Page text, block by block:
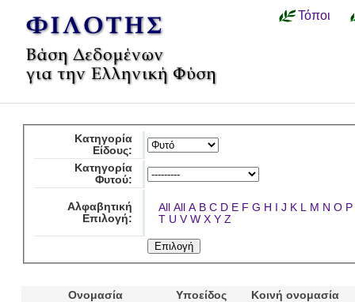
Τόποι
Κατηγορία
Είδους:
Κατηγορία
Φυτού:
Αλφαβητική
Επιλογή:
All All A B C D E F G H I J K L M N O P
T U V W X Y Z
Ονομασία Υποείδος
Κοινή ονομασία